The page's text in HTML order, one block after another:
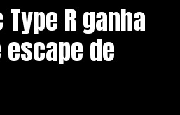
R ganha
de